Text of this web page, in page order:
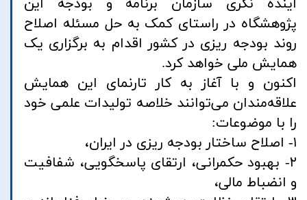
آینده نگری سازمان برنامه و بودجه این
پژوهشگاه در راستای کمک به حل مسئله اصلاح
روند بودجه ریزی در کشور اقدام به برگزاری یک
همایش ملی خواهد کرد.
اکنون و با آغاز به کار تارنمای این همایش
علاقه‌مندان می‌توانند خلاصه تولیدات علمی خود
را با موضوعات:
۱- اصلاح ساختار بودجه ریزی در ایران،
۲- بهبود حکمرانی، ارتقای پاسخگویی، شفافیت
و انضباط مالی،